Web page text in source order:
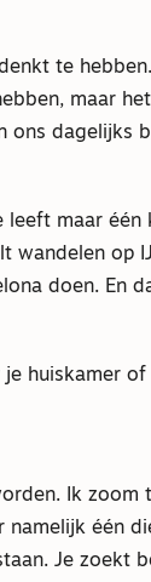
te
maar
ons dagelijks
leeft maar één
wandelen op
doen. En
huiskamer
Ik zoom
namelijk één
Je zoekt